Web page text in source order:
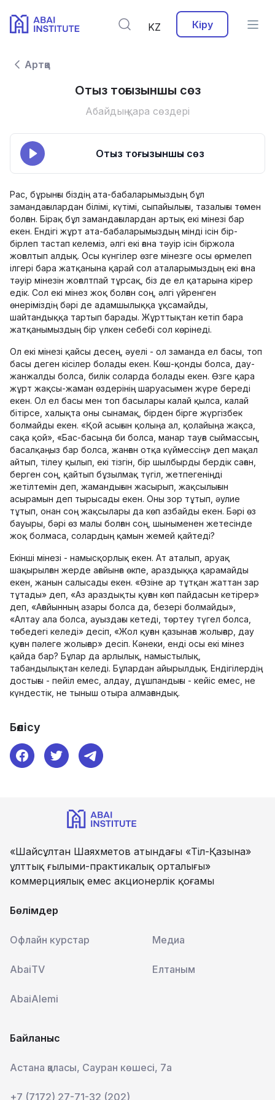
KZ Кіру
Артқа
Отыз тоғызыншы сөз
Абайдың қара сөздері
Отыз тоғызыншы сөз
Рас, бұрынғы біздің ата-бабаларымыздың бұл
замандағылардан білімі, күтімі, сыпайылығы, тазалығы төмен
болған. Бірақ бұл замандағылардан артық екі мінезі бар
екен. Ендігі жұрт ата-бабаларымыздың мінді ісін бір-
бірлеп тастап келеміз, әлгі екі ғана тәуір ісін біржола
жоғалтып алдық. Осы күнгілер өзге мінезге осы өрмелеп
ілгері бара жатқанына қарай сол аталарымыздың екі ғана
тәуір мінезін жоғалтпай тұрсақ, біз де ел қатарына кірер
едік. Сол екі мінез жоқ болған соң, әлгі үйренген
өнеріміздің бәрі де адамшылыққа ұқсамайды,
шайтандыққа тартып барады. Жұрттықтан кетіп бара
жатқанымыздың бір үлкен себебі сол көрінеді.
Ол екі мінезі қайсы десең, әуелі - ол заманда ел басы, топ
басы деген кісілер болады екен. Көш-қонды болса, дау-
жанжалды болса, билік соларда болады екен. Өзге қара
жұрт жақсы-жаман өздерінің шаруасымен жүре береді
екен. Ол ел басы мен топ басылары калай қылса, калай
бітірсе, халықта оны сынамақ, бірден бірге жүргізбек
болмайды екен. «Қой асығын қолыңа ал, қолайыңа жақса,
сақа қой», «Бас-басыңа би болса, манар тауға сыймассың,
басалқаңыз бар болса, жанған отқа күймессің» деп мақал
айтып, тілеу қылып, екі тізгін, бір шылбырды бердік саған,
берген соң, қайтып бұзылмақ түгіл, жетпегеніңді
жетілтемін деп, жамандығын жасырып, жақсылығын
асырамын деп тырысады екен. Оны зор тұтып, әулие
тұтып, онан соң жақсылары да көп азбайды екен. Бәрі өз
бауыры, бәрі өз малы болған соң, шыныменен жетесінде
жоқ болмаса, солардың қамын жемей қайтеді?
Екінші мінезі - намысқорлық екен. Ат аталып, аруақ
шақырылған жерде ағайынға өкпе, араздыққа қарамайды
екен, жанын салысады екен. «Өзіне ар тұтқан жаттан зар
тұтады» деп, «Аз араздықты қуған көп пайдасын кетірер»
деп, «Ағайынның азары болса да, безері болмайды»,
«Алтау ала болса, ауыздағы кетеді, төртеу түгел болса,
төбедегі келеді» десіп, «Жол қуған қазынаға жолығар, дау
қуған пәлеге жолығар» десіп. Кәнеки, енді осы екі мінез
қайда бар? Бұлар да арлылық, намыстылық,
табандылықтан келеді. Бұлардан айырылдық. Ендігілердің
достығы - пейіл емес, алдау, дұшпандығы - кейіс емес, не
күндестік, не тыныш отыра алмағандық.
Бөлісу
«Шайсұлтан Шаяхметов атындағы «Тіл-Қазына»
ұлттық ғылыми-практикалық орталығы»
коммерциялық емес акционерлік қоғамы
Бөлімдер
Офлайн курстар Медиа
AbaiTV Елтаным
AbaiAlemi
Байланыс
Астана қаласы, Сауран көшесі, 7а
+7 (7172) 27-71-32 (202)